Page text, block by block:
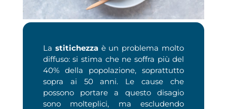
La stitichezzaè un problema molto
diffuso: si stima che ne soffra più del
40% della popolazione, soprattutto
sopra ai 50 anni. Le cause che
possono portare a questo disagio
sono molteplici, ma escludendo